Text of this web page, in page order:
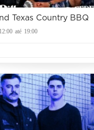
Texas Country BBQ
até 19:00